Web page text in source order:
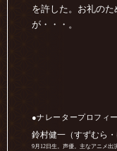
を許した。お礼の
が・・・。
●ナレータープロフィ
鈴村健一（すずむら・
9月12日生。声優。主なアニメ出